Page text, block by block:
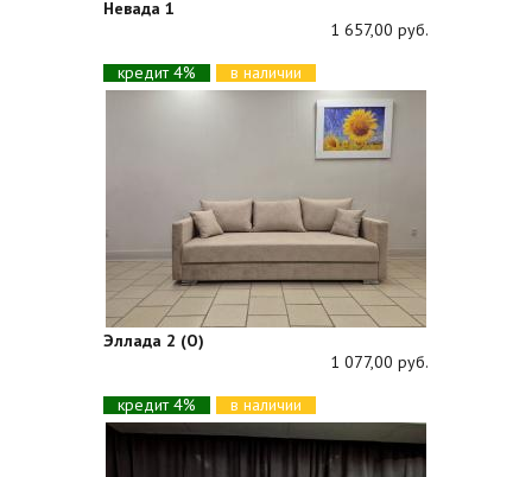
Невада 1
1 657,00 руб.
кредит 4%
в наличии
Эллада 2 (О)
1 077,00 руб.
кредит 4%
в наличии